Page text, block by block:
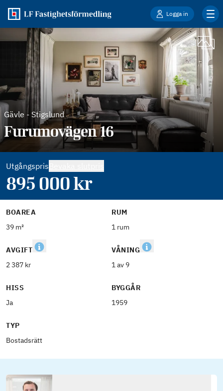
Logga in
Gävle - Stigslund
Furumovägen 16
Utgångspris
895 000kr
BOAREA
39 m²
RUM
1 rum
AVGIFT
2 387 kr
VÅNING
1 av 9
HISS
Ja
BYGGÅR
1959
TYP
Bostadsrätt